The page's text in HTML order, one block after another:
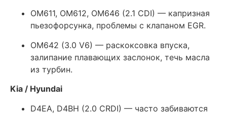
OM611, OM612, OM646 (2.1 CDI) — капризная
пьезофорсунка, проблемы с клапаном EGR.
OM642 (3.0 V6) — раскоксовка впуска,
залипание плавающих заслонок, течь масла
из турбин.
Kia / Hyundai
D4EA, D4BH (2.0 CRDI) — часто забиваются